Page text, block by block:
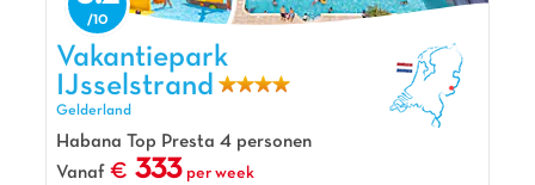
zo op de prachtige Veluwe. Er is een heel mooi
waterpark met meerdere zwembaden waarvan
twee overdekt en een super leuke
waterspeeltuin voor de kleintjes. De kinderen
zullen zich ook uren vermaken in het Carabouille
speelkasteel en op de vele springkussens!
Vakantiepark IJsselstrand, Vakantiepark Gelderland
Vakantiepark
IJsselstrand
Gelderland
Habana Top Presta 4 personen
Vanaf
333 per week